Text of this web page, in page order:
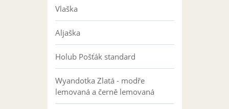
Vlaška
Aljaška
Holub Pošťák standard
Wyandotka Zlatá - modře
lemovaná a černě lemovaná